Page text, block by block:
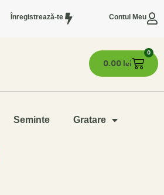
Înregistrează-te Contul Meu
0.00lei
0
Seminte Gratare